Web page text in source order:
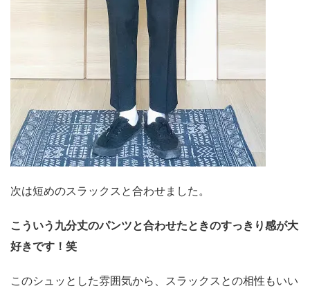
次は短めのスラックスと合わせました。
こういう九分丈のパンツと合わせたときのすっきり感が大
好きです！笑
このシュッとした雰囲気から、スラックスとの相性もいい